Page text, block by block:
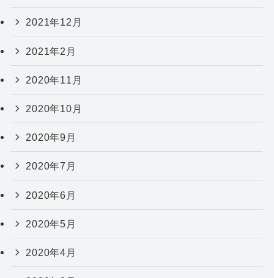
2021年12月
2021年2月
2020年11月
2020年10月
2020年9月
2020年7月
2020年6月
2020年5月
2020年4月